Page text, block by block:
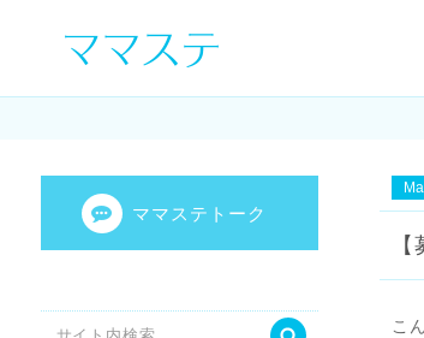
こ
ママステトーク